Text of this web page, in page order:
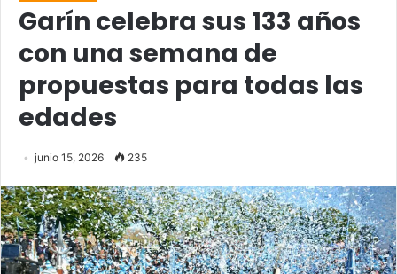
Garín celebra sus 133 años
con una semana de
propuestas para todas las
edades
junio 15, 2026 235